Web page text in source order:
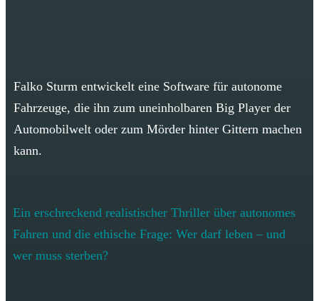
Falko Sturm entwickelt eine Software für autonome
Fahrzeuge, die ihn zum uneinholbaren Big Player der
Automobilwelt oder zum Mörder hinter Gittern machen
kann.
Ein erschreckend realistischer Thriller über autonomes
Fahren und die ethische Frage: Wer darf leben – und
wer muss sterben?